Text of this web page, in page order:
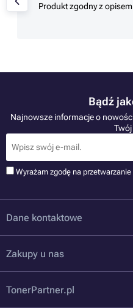
Produkt zgodny z
Bądź
Najnowsze informacje o
Wyrażam zgodę na przetwarzanie
Dane kontaktowe
Zakupy u nas
TonerPartner.pl